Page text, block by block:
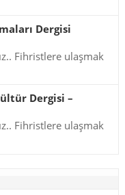
Dergisi
Fihristlere ulaşmak
Dergisi –
Fihristlere ulaşmak